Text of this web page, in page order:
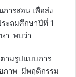
ารสอน เพื่อส่ง
ะถมศึกษาปีที่ 1
า พบว่า
มรูปแบบการ
ภาพ มีพฤติกรรม